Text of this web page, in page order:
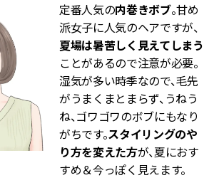
定番人気の内巻きボブ。甘め
派女子に人気のヘアですが、
夏場は暑苦しく見えてしまう
ことがあるので注意が必要。
湿気が多い時季なので、毛先
がうまくまとまらず、うねう
ね、ゴワゴワのボブにもなり
がちです。スタイリングのや
り方を変えた方が、夏におす
すめ＆今っぽく見えます。